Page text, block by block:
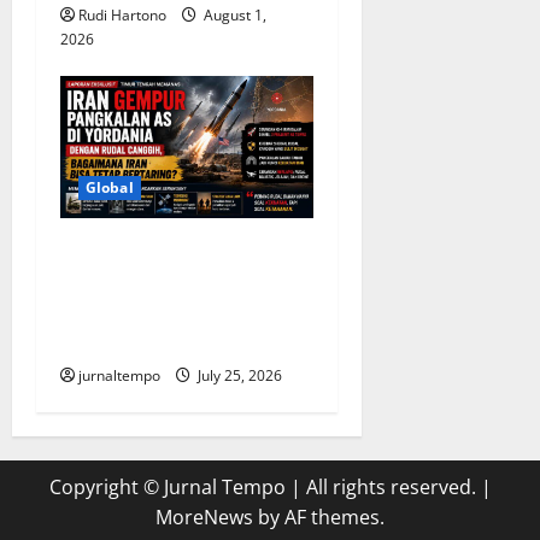
Rudi Hartono
August 1,
2026
Global
jurnaltempo July 25, 2026
Copyright © Jurnal Tempo | All rights reserved. |
MoreNews by AF themes.